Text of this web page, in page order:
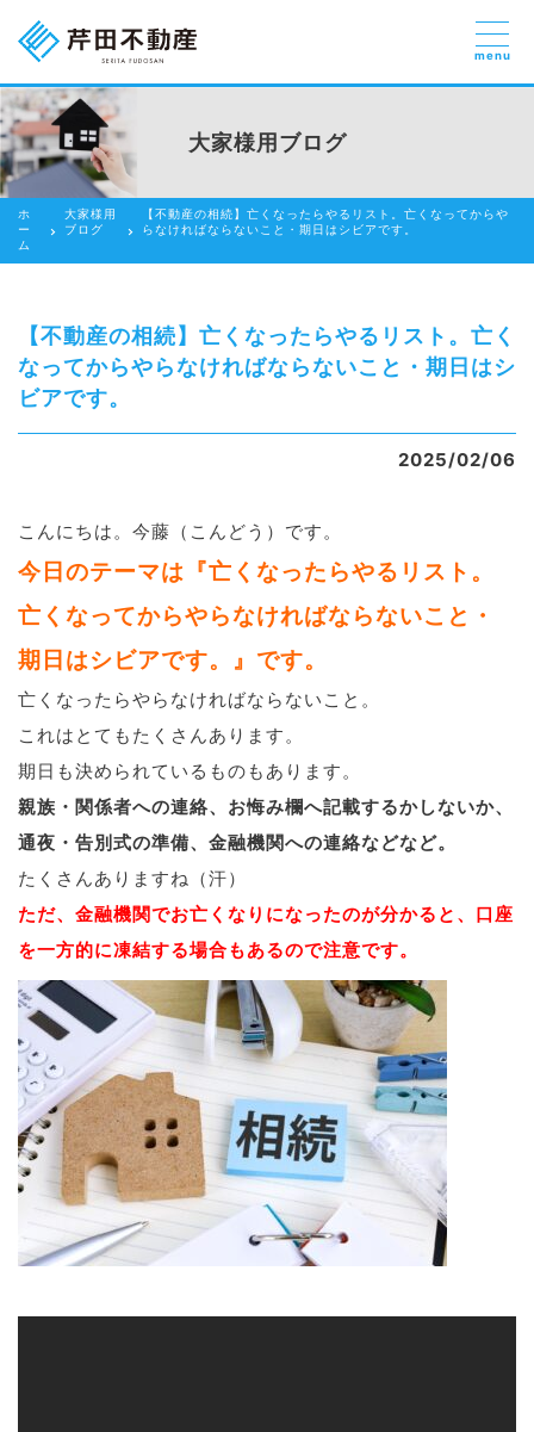
売りたい
貸したい方
借りたい
買いたい
賃貸管理のご提案
芹田不動産の強み
会社紹介
ブログ
お部屋探し専用LINEはこちら
menu
大家様用ブログ
ホ
ー
ム
大家様用
ブログ
【不動産の相続】亡くなったらやるリスト。亡くなってからや
らなければならないこと・期日はシビアです。
【不動産の相続】亡くなったらやるリスト。亡く
なってからやらなければならないこと・期日はシ
ビアです。
2025/02/06
こんにちは。今藤（こんどう）です。
今日のテーマは『亡くなったらやるリスト。
亡くなってからやらなければならないこと・
期日はシビアです。』です。
亡くなったらやらなければならないこと。
これはとてもたくさんあります。
期日も決められているものもあります。
親族・関係者への連絡、お悔み欄へ記載するかしないか、
通夜・告別式の準備、金融機関への連絡などなど。
たくさんありますね（汗）
ただ、金融機関でお亡くなりになったのが分かると、口座
を一方的に凍結する場合もあるので注意です。